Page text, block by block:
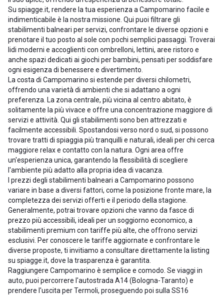
Su spiagge.it, rendere la tua esperienza a Campomarino facile e
indimenticabile è la nostra missione. Qui puoi filtrare gli
stabilimenti balneari per servizi, confrontare le diverse opzioni e
prenotare il tuo posto al sole con pochi semplici passaggi. Troverai
lidi moderni e accoglienti con ombrelloni, lettini, aree ristoro e
anche spazi dedicati ai giochi per bambini, pensati per soddisfare
ogni esigenza di benessere e divertimento.
La costa di Campomarino si estende per diversi chilometri,
offrendo una varietà di ambienti che si adattano a ogni
preferenza. La zona centrale, più vicina al centro abitato, è
solitamente la più vivace e offre una concentrazione maggiore di
servizi e attività. Qui gli stabilimenti sono ben attrezzati e
facilmente accessibili. Spostandosi verso nord o sud, si possono
trovare tratti di spiaggia più tranquilli e naturali, ideali per chi cerca
maggiore relax e contatto con la natura. Ogni area offre
un'esperienza unica, garantendo la flessibilità di scegliere
l'ambiente più adatto alla propria idea di vacanza.
I prezzi degli stabilimenti balneari a Campomarino possono
variare in base a diversi fattori, come la posizione fronte mare, la
completezza dei servizi offerti e il periodo della stagione.
Generalmente, potrai trovare opzioni che vanno da fasce di
prezzo più accessibili, ideali per un soggiorno economico, a
stabilimenti premium con tariffe più alte, che offrono servizi
esclusivi. Per conoscere le tariffe aggiornate e confrontare le
diverse proposte, ti invitiamo a consultare direttamente la listing
su spiagge.it, dove la trasparenza è garantita.
Raggiungere Campomarino è semplice e comodo. Se viaggi in
auto, puoi percorrere l'autostrada A14 (Bologna-Taranto) e
prendere l'uscita per Termoli, proseguendo poi sulla SS16